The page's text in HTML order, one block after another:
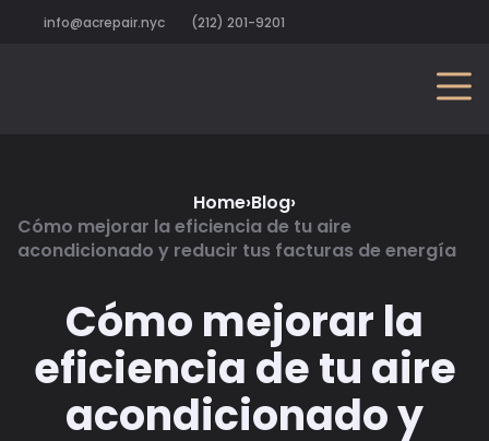
info@acrepair.nyc (212) 201-9201
Home›Blog›
Cómo mejorar la eficiencia de tu aire
acondicionado y reducir tus facturas de energía
Cómo mejorar la
eficiencia de tu aire
acondicionado y